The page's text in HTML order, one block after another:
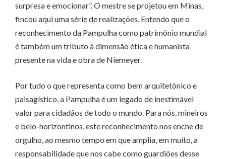
surpresa e emocionar”. O mestre se projetou em Minas,
fincou aqui uma série de realizações. Entendo que o
reconhecimento da Pampulha como patrimônio mundial
é também um tributo à dimensão ética e humanista
presente na vida e obra de Niemeyer.
Por tudo o que representa como bem arquitetônico e
paisagístico, a Pampulha é um legado de inestimável
valor para cidadãos de todo o mundo. Para nós, mineiros
e belo-horizontinos, este reconhecimento nos enche de
orgulho, ao mesmo tempo em que amplia, em muito, a
responsabilidade que nos cabe como guardiões desse